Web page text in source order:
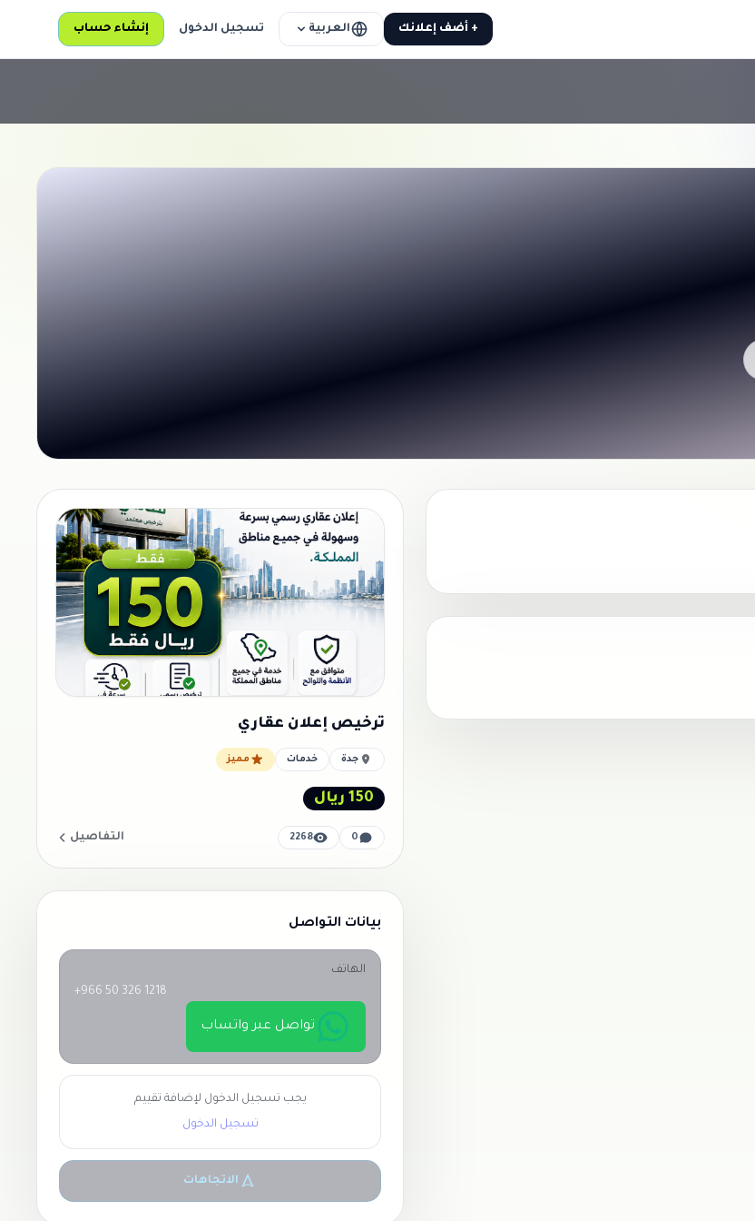
+ أضف إعلانك العربية تسجيل الدخول إنشاء حساب
ترخيص إعلان عقاري
جدة خدمات مميز
150 ريال
0
2268 التفاصيل
بيانات التواصل
الهاتف
+966 50 326 1218
تواصل عبر واتساب
يجب تسجيل الدخول لإضافة تقييم
تسجيل الدخول
الاتجاهات